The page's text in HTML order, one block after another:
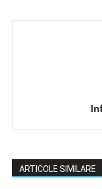
ARTICOLE SIMILARE